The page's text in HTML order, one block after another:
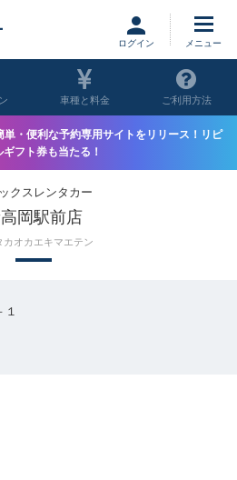
ログイン
車種と料金 ご利用方法
・便利な予約専用サイトをリリース！リピ
フト券も当たる！
クスレンタカー
岡駅前店
カオカエキマエテン
１